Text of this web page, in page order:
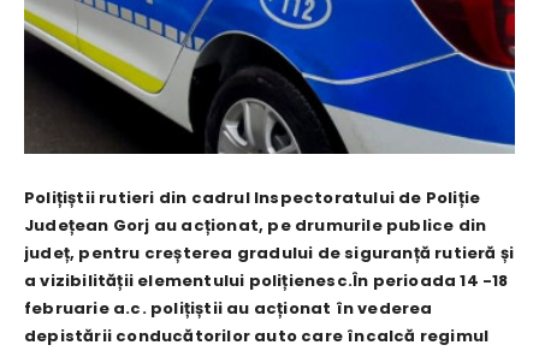
Polițiștii rutieri din cadrul Inspectoratului de Poliție
Județean Gorj au acționat, pe drumurile publice din
județ, pentru creșterea gradului de siguranță rutieră și
a vizibilității elementului polițienesc.În perioada 14 -18
februarie a.c. polițiștii au acționat în vederea
depistării conducătorilor auto care încalcă regimul